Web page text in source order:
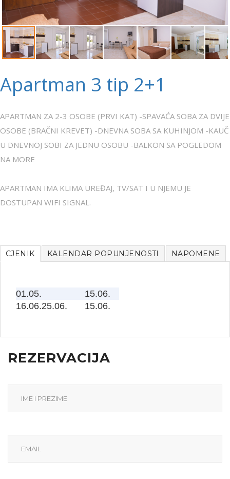
Apartman 3 tip 2+1
APARTMAN ZA 2-3 OSOBE (PRVI KAT) -SPAVAĆA SOBA ZA DVIJE
OSOBE (BRAČNI KREVET) -DNEVNA SOBA SA KUHINJOM -KAUČ
U DNEVNOJ SOBI ZA JEDNU OSOBU -BALKON SA POGLEDOM
NA MORE
APARTMAN IMA KLIMA UREĐAJ, TV/SAT I U NJEMU JE
DOSTUPAN WIFI SIGNAL.
CJENIK KALENDAR POPUNJENOSTI NAPOMENE
01.05.
15.06.
16.06.25.06.
15.06.
REZERVACIJA